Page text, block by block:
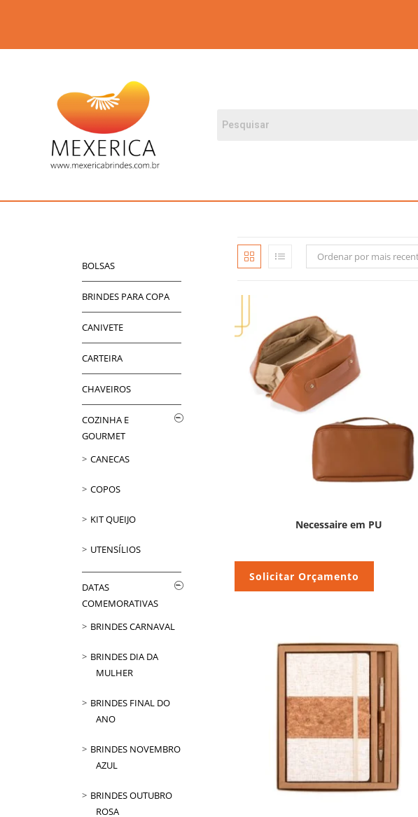
Ordenar por mais
Necessaire em PU
Solicitar Orçamento
BOLSAS
BRINDES PARA COPA
CANIVETE
CARTEIRA
CHAVEIROS
COZINHA E
GOURMET
CANECAS
COPOS
KIT QUEIJO
UTENSÍLIOS
DATAS
COMEMORATIVAS
BRINDES CARNAVAL
BRINDES DIA DA
MULHER
BRINDES FINAL DO
ANO
BRINDES NOVEMBRO
AZUL
BRINDES OUTUBRO
ROSA